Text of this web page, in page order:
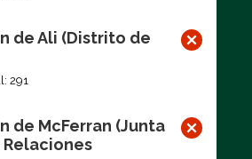
de Ali (Distrito de
291
de McFerran (Junta